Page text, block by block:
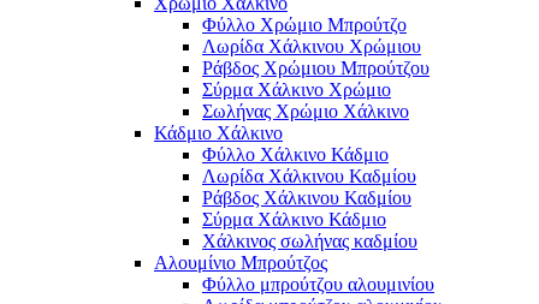
Φύλλο Χρώμιο Μπρούτζο
Λωρίδα Χάλκινου Χρώμιου
Ράβδος Χρώμιου Μπρούτζου
Σύρμα Χάλκινο Χρώμιο
Σωλήνας Χρώμιο Χάλκινο
Κάδμιο Χάλκινο
Φύλλο Χάλκινο Κάδμιο
Λωρίδα Χάλκινου Καδμίου
Ράβδος Χάλκινου Καδμίου
Σύρμα Χάλκινο Κάδμιο
Χάλκινος σωλήνας καδμίου
Αλουμίνιο Μπρούτζος
Φύλλο μπρούτζου αλουμινίου